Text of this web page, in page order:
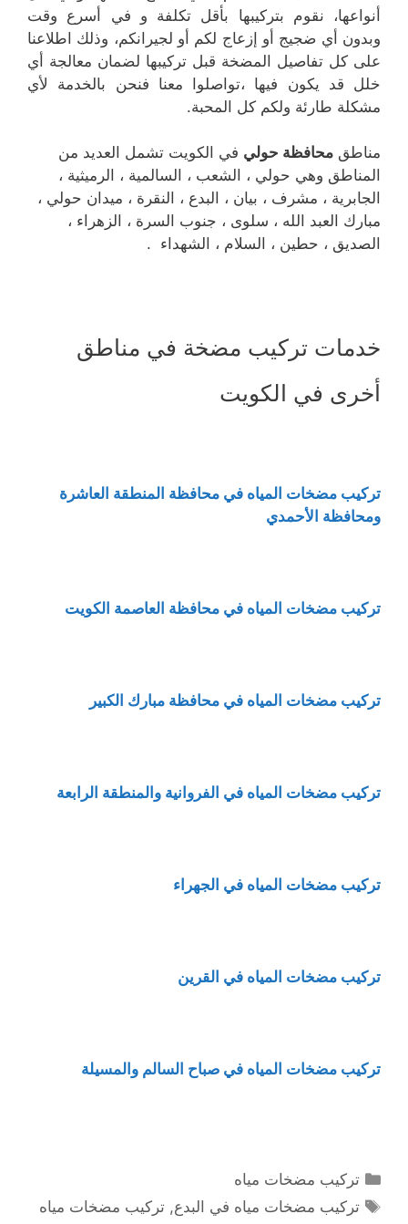
أنواعها، نقوم بتركيبها بأقل تكلفة و في أسرع وقت
وبدون أي ضجيج أو إزعاج لكم أو لجيرانكم، وذلك اطلاعنا
على كل تفاصيل المضخة قبل تركيبها لضمان معالجة أي
خلل قد يكون فيها ،تواصلوا معنا فنحن بالخدمة لأي
مشكلة طارئة ولكم كل المحبة.
مناطق محافظة حولي في الكويت تشمل العديد من
المناطق وهي حولي ، الشعب ، السالمية ، الرميثية ،
الجابرية ، مشرف ، بيان ، البدع ، النقرة ، ميدان حولي ،
مبارك العبد الله ، سلوى ، جنوب السرة ، الزهراء ،
الصديق ، حطين ، السلام ، الشهداء .
خدمات تركيب مضخة في مناطق
أخرى في الكويت
تركيب مضخات المياه في محافظة المنطقة العاشرة
ومحافظة الأحمدي
تركيب مضخات المياه في محافظة العاصمة الكويت
تركيب مضخات المياه في محافظة مبارك الكبير
تركيب مضخات المياه في الفروانية والمنطقة الرابعة
تركيب مضخات المياه في الجهراء
تركيب مضخات المياه في القرين
تركيب مضخات المياه في صباح السالم والمسيلة
التصنيفات
تركيب مضخات مياه
الوسوم
تركيب مضخات مياه في البدع,تركيب مضخات مياه